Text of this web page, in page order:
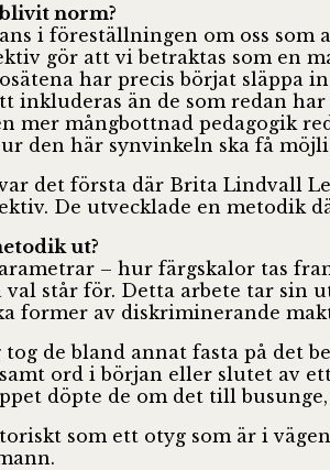
norm?
i föreställningen om oss
gör att vi betraktas som en
har precis börjat släppa
inkluderas än de som redan
mer mångbottnad pedagogik
den här synvinkeln ska få
det första där Brita Lindvall
De utvecklade en metodik
ut?
– hur färgskalor tas
val står för. Detta arbete tar
former av diskriminerande
de bland annat fasta på det
ord i början eller slutet av
döpte de om det till
som ett otyg som är i